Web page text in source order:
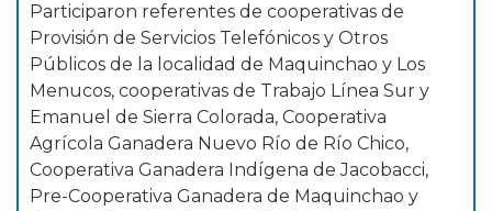
Participaron referentes de cooperativas de
Provisión de Servicios Telefónicos y Otros
Públicos de la localidad de Maquinchao y Los
Menucos, cooperativas de Trabajo Línea Sur y
Emanuel de Sierra Colorada, Cooperativa
Agrícola Ganadera Nuevo Río de Río Chico,
Cooperativa Ganadera Indígena de Jacobacci,
Pre-Cooperativa Ganadera de Maquinchao y